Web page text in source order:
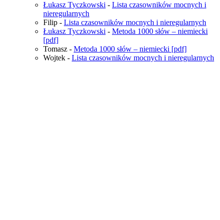
Łukasz Tyczkowski - Lista czasowników mocnych i
nieregularnych
Filip - Lista czasowników mocnych i nieregularnych
Łukasz Tyczkowski - Metoda 1000 słów – niemiecki
[pdf]
Tomasz - Metoda 1000 słów – niemiecki [pdf]
Wojtek - Lista czasowników mocnych i nieregularnych